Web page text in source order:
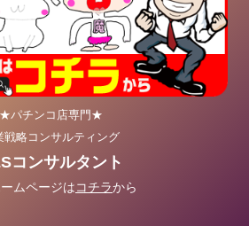
★パチンコ店専門★
戦略コンサルティング
コンサルタント
ムページはコチラから